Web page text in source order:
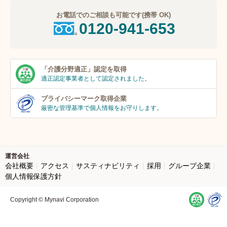
お電話でのご相談も可能です(携帯 OK)
0120-941-653
「介護分野適正」 認定を取得
適正認定事業者として認定されました。
プライバシーマーク取得企業
厳密な管理基準で個人情報をお守りします。
運営会社
会社概要 アクセス サスティナビリティ 採用
グループ企業
個人情報保護方針
Copyright © Mynavi Corporation